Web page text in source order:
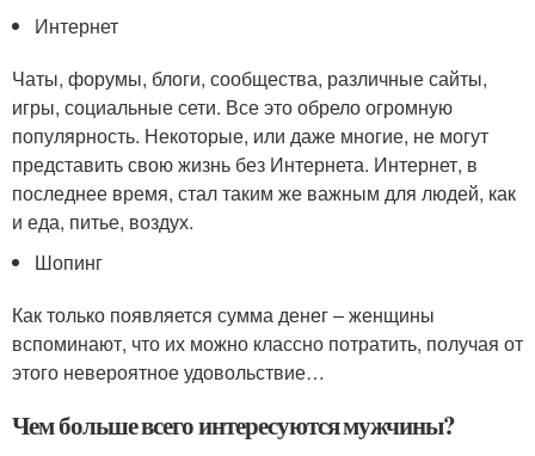
Интернет
Чаты, форумы, блоги, сообщества, различные сайты,
игры, социальные сети. Все это обрело огромную
популярность. Некоторые, или даже многие, не могут
представить свою жизнь без Интернета. Интернет, в
последнее время, стал таким же важным для людей, как
и еда, питье, воздух.
Шопинг
Как только появляется сумма денег – женщины
вспоминают, что их можно классно потратить, получая от
этого невероятное удовольствие…
Чем больше всего интересуются мужчины?